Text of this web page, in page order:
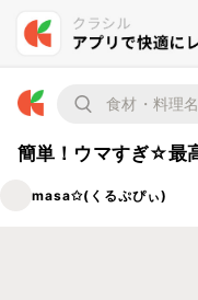
簡単！ウマすぎ☆最
masa✩(くるぷぴぃ)